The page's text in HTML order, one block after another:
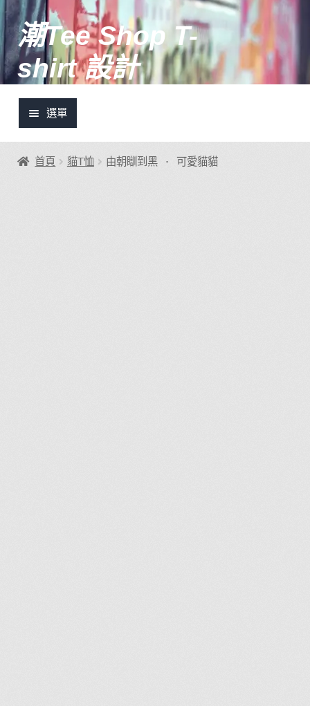
跳
至
導
覽
跳
至
主
要
容
潮Tee Shop T-
shirt 設計
選單
首頁 貓T恤 由朝瞓到黑 · 可愛貓貓